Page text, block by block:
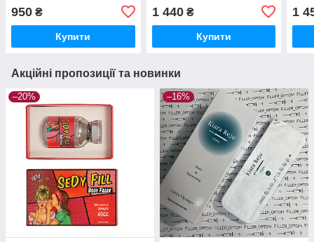
950 ₴
Купити
1 440₴
Купити
1
Акційні пропозиції та новинки
–20% –16%